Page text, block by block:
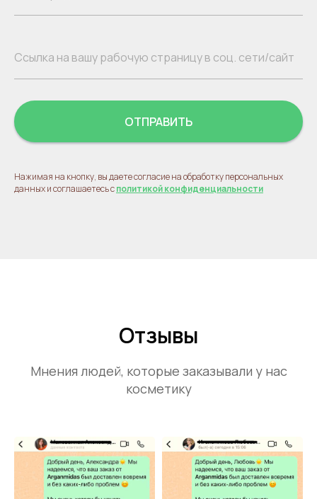
ОТПРАВИТЬ
Нажимая на кнопку, вы даете согласие на обработку персональных
данных и соглашаетесь сполитикой конфиденциальности
Отзывы
Мнения людей, которые заказывали у нас
косметику